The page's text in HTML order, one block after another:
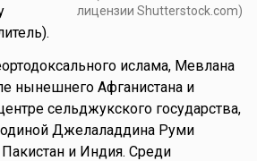
лицензии Shutterstock.com)
ислама, Мевлана
нынешнего Афганистана и
сельджукского государства,
Джелаладдина Руми
и Индия. Среди